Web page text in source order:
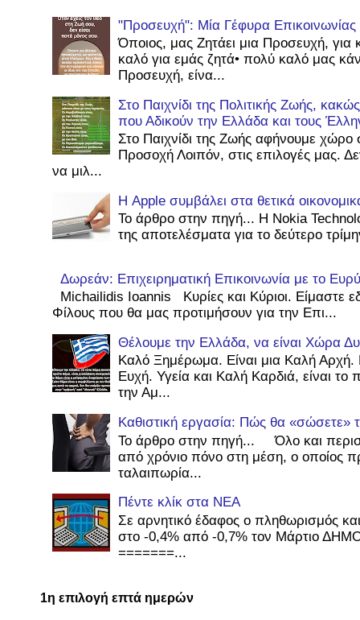
"Προσευχή": Μία Γέφυρα
Όποιος, μας Ζητάει μια Προσευχή, για
καλό για εμάς ζητά• πολύ καλό μας
Προσευχή, είνα...
Στο Παιχνίδι της Πολιτικής Ζωής,
που Αδικούν την Ελλάδα και τους
Στο Παιχνίδι της Ζωής αφήνουμε
Προσοχή Λοιπόν, στις επιλογές μας.
να μιλ...
Η Apple συμβάλει στα θετικά
Το άρθρο στην πηγή... Η Nokia
της αποτελέσματα για το δεύτερο
Δωρεάν: Επιχειρηματική Επικοινωνία με το
Michailidis Ioannis Κυρίες και Κύριοι. Είμαστε
Φίλους που θα μας προτιμήσουν για την Επι...
Θέλουμε την Ελλάδα, να είναι Χώρα
Καλό Ξημέρωμα. Είναι μια Καλή
Ευχή. Υγεία και Καλή Καρδιά, είναι
την Αμ...
Καθιστική εργασία: Πώς θα «σώσετε»
Το άρθρο στην πηγή... Όλο και
από χρόνιο πόνο στη μέση, ο οποίος
ταλαιπωρία...
Πέντε κλίκ στα ΝΕΑ
Σε αρνητικό έδαφος ο πληθωρισμός
στο -0,4% από -0,7% τον Μάρτιο
=======...
1η επιλογή επτά ημερών